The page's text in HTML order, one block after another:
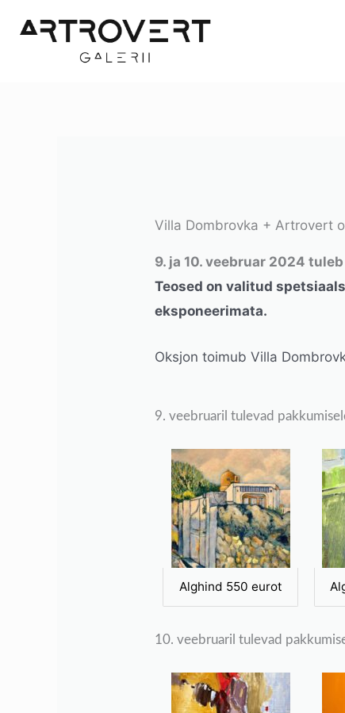
Villa Dombrovka + Artrovert
9. ja 10. veebruar 2024
Teosed on valitud
eksponeerimata.
Oksjon toimub Villa
9. veebruaril tulevad
Alghind 550 eurot
10. veebruaril tulevad